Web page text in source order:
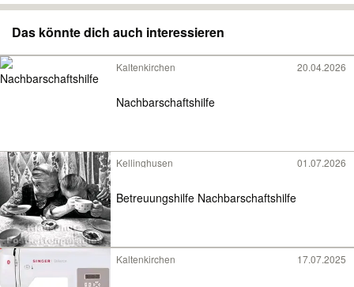
Das könnte dich auch interessieren
Kaltenkirchen 20.04.2026
Nachbarschaftshilfe
Kellinghusen 01.07.2026
Betreuungshilfe Nachbarschaftshilfe
Kaltenkirchen 17.07.2025